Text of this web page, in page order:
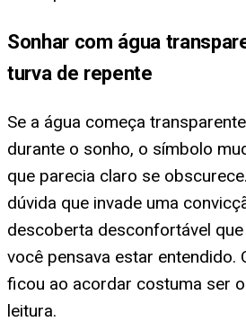
Sonhar com água
turva de repente
Se a água começa
durante o sonho, o símbolo
que parecia claro se
dúvida que invade uma
descoberta desconfortável
você pensava estar entendido.
ficou ao acordar costuma ser
leitura.